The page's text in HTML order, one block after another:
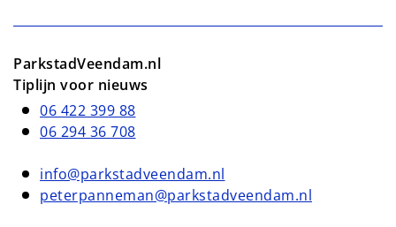
ParkstadVeendam.nl
Tiplijn voor nieuws
06 422 399 88
06 294 36 708
info@parkstadveendam.nl
peterpanneman@parkstadveendam.nl